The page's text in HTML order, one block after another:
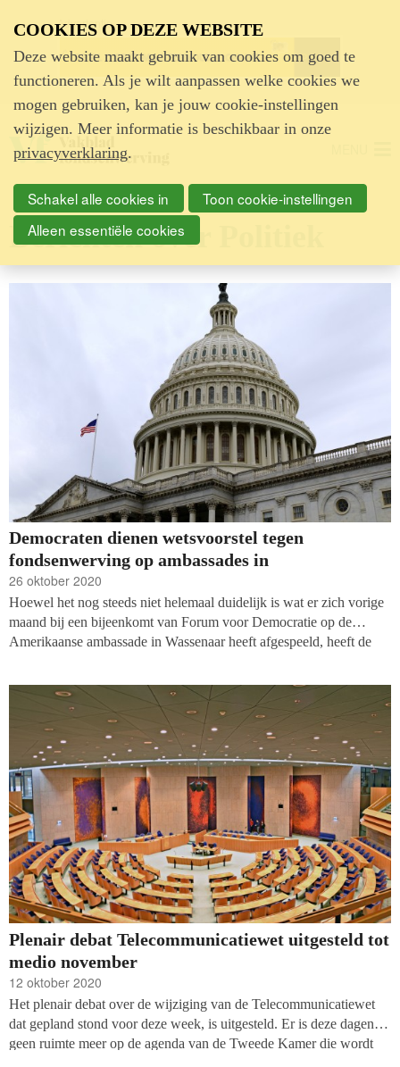
Advertentie
Berichten over Politiek
Democraten dienen wetsvoorstel tegen
fondsenwerving op ambassades in
26 oktober 2020
Hoewel het nog steeds niet helemaal duidelijk is wat er zich vorige
maand bij een bijeenkomt van Forum voor Democratie op de
Amerikaanse ambassade in Wassenaar heeft afgespeeld, heeft de
ambassades en consulaten in het vervolg te verbieden.
Plenair debat Telecommunicatiewet uitgesteld tot
medio november
12 oktober 2020
Het plenair debat over de wijziging van de Telecommunicatiewet
dat gepland stond voor deze week, is uitgesteld. Er is deze dagen
geen ruimte meer op de agenda van de Tweede Kamer die wordt
COOKIES OP DEZE WEBSITE
Deze website maakt gebruik van cookies om goed te
functioneren. Als je wilt aanpassen welke cookies we
mogen gebruiken, kan je jouw cookie-instellingen
wijzigen. Meer informatie is beschikbaar in onze
privacyverklaring.
Schakel alle cookies in
Toon cookie-instellingen
Alleen essentiële cookies